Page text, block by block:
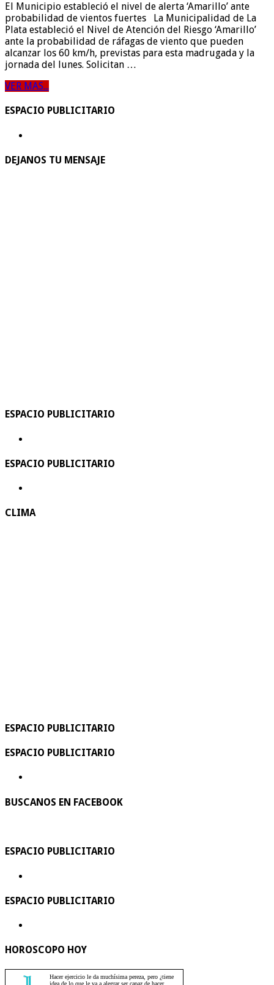
El Municipio estableció el nivel de alerta ‘Amarillo’ ante
probabilidad de vientos fuertes La Municipalidad de La
Plata estableció el Nivel de Atención del Riesgo ‘Amarillo’
ante la probabilidad de ráfagas de viento que pueden
alcanzar los 60 km/h, previstas para esta madrugada y la
jornada del lunes. Solicitan …
VER MAS...
ESPACIO PUBLICITARIO
DEJANOS TU MENSAJE
ESPACIO PUBLICITARIO
ESPACIO PUBLICITARIO
CLIMA
ESPACIO PUBLICITARIO
ESPACIO PUBLICITARIO
BUSCANOS EN FACEBOOK
ESPACIO PUBLICITARIO
ESPACIO PUBLICITARIO
HOROSCOPO HOY